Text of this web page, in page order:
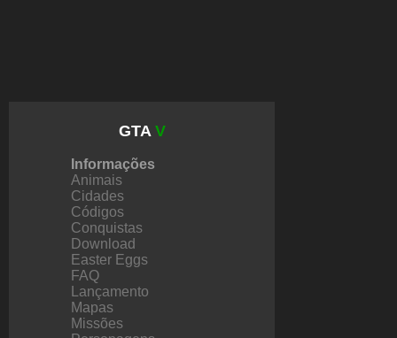
GTA V
Informações
Animais
Cidades
Códigos
Conquistas
Download
Easter Eggs
FAQ
Lançamento
Mapas
Missões